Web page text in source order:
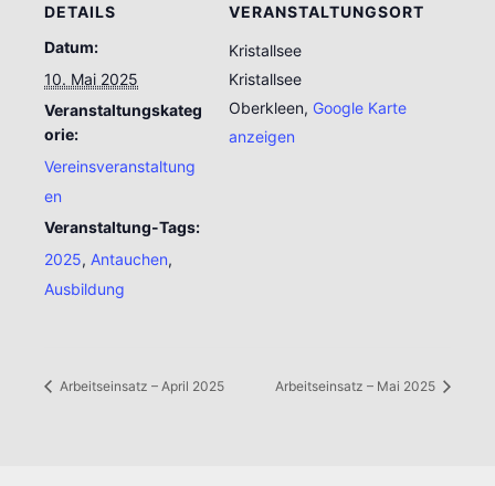
DETAILS
Datum:
10. Mai 2025
Veranstaltungskateg
orie:
Vereinsveranstaltung
en
Veranstaltung-Tags:
2025, Antauchen,
Ausbildung
VERANSTALTUNGSORT
Kristallsee
Kristallsee
Oberkleen, Google Karte
anzeigen
Arbeitseinsatz – April 2025 Arbeitseinsatz – Mai 2025